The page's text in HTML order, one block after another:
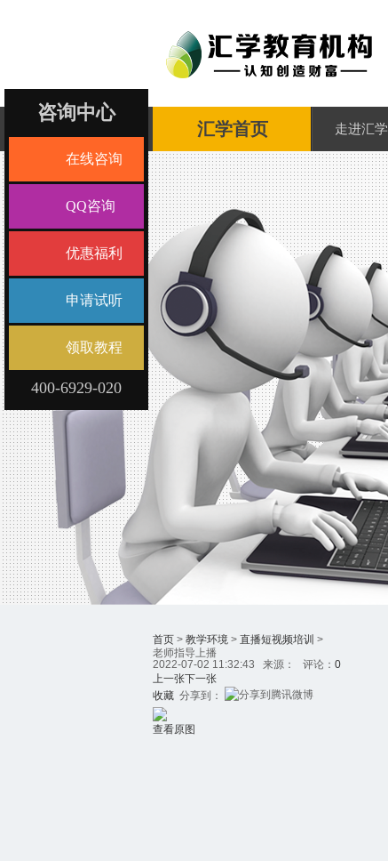
汇学首页 走进汇学
首页 > 教学环境 > 直播短视频培训 >
老师指导上播
2022-07-02 11:32:43 来源： 评论： 0
上一张下一张
收藏 分享到：
查看原图
咨询中心
在线咨询
QQ咨询
优惠福利
申请试听
领取教程
400-6929-020